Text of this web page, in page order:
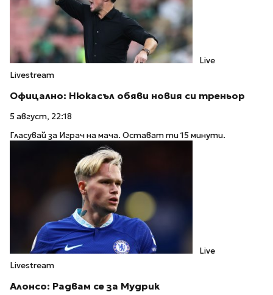
Live
Livestream
Офицално: Нюкасъл обяви новия си треньор
5 август, 22:18
Гласувай за Играч на мача. Остават ти 15 минути.
Live
Livestream
Алонсо: Радвам се за Мудрик